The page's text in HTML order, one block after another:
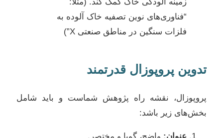
“فناوری‌های نوین تصفیه خاک آلوده به
فلزات سنگین در مناطق صنعتی X”)
تدوین پروپوزال قدرتمند
پروپوزال، نقشه راه پژوهش شماست و باید شامل
بخش‌های زیر باشد:
عنوان: واضح، گویا و مختصر.